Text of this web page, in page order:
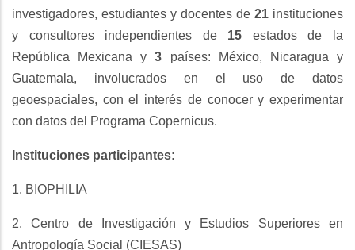
investigadores, estudiantes y docentes de 21 instituciones
y consultores independientes de 15 estados de la
República Mexicana y3 países: México, Nicaragua y
Guatemala, involucrados en el uso de datos
geoespaciales, con el interés de conocer y experimentar
con datos del Programa Copernicus.
Instituciones participantes:
1. BIOPHILIA
2. Centro de Investigación y Estudios Superiores en
Antropología Social (CIESAS)